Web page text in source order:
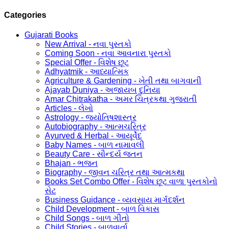
Categories
Gujarati Books
New Arrival - નવા પુસ્તકો
Coming Soon - નવા આવનારા પુસ્તકો
Special Offer - વિશેષ છૂટ
Adhyatmik - આધ્યાત્મિક
Agriculture & Gardening - ખેતી તથા બાગવાની
Ajayab Duniya - અજાયબ દુનિયા
Amar Chitrakatha - અમર ચિત્રકથા ગુજરાતી
Articles - લેખો
Astrology - જ્યોતિષશાસ્ત્ર
Autobiography - આત્મચરિત્ર
Ayurved & Herbal - આયૂર્વેદ
Baby Names - બાળ નામાવલી
Beauty Care - સૌન્દર્ય જતન
Bhajan - ભજન
Biography - જીવન ચરિત્ર તથા આત્મકથા
Books Set Combo Offer - વિશેષ છૂટ વાળા પુસ્તકોનો
સેટ
Business Guidance - વ્યવસાય માર્ગદર્શન
Child Development - બાળ વિકાસ
Child Songs - બાળ ગીતો
Child Stories - બાળવાર્તા